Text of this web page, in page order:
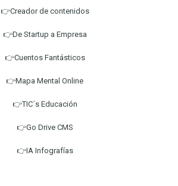
👉Creador de contenidos
👉De Startup a Empresa
👉Cuentos Fantásticos
👉Mapa Mental Online
👉TIC´s Educación
👉Go Drive CMS
👉IA Infografías